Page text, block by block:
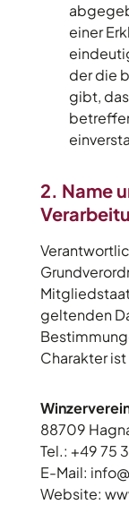
einer
der die
gibt,
2. Name
geltenden
Charakter
88709
Tel.: +49 75
E-Mail:
Website: